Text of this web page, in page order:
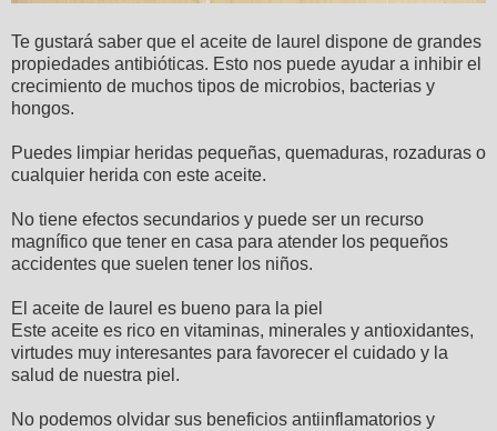
Te gustará saber que el aceite de laurel dispone de grandes
propiedades antibióticas. Esto nos puede ayudar a inhibir el
crecimiento de muchos tipos de microbios, bacterias y
hongos.
Puedes limpiar heridas pequeñas, quemaduras, rozaduras o
cualquier herida con este aceite.
No tiene efectos secundarios y puede ser un recurso
magnífico que tener en casa para atender los pequeños
accidentes que suelen tener los niños.
El aceite de laurel es bueno para la piel
Este aceite es rico en vitaminas, minerales y antioxidantes,
virtudes muy interesantes para favorecer el cuidado y la
salud de nuestra piel.
No podemos olvidar sus beneficios antiinflamatorios y